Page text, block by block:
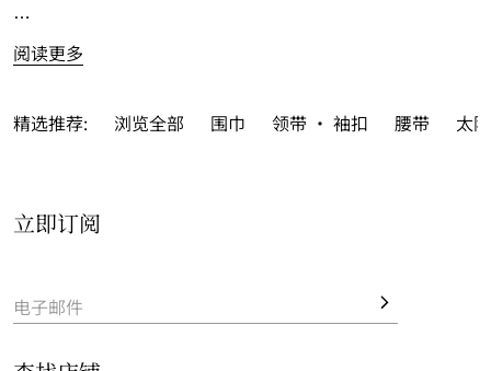
至多 3 枚姓名缩写字母，缔造个人专属风范。
阅读更多
精选推荐: 浏览全部 围巾 领带 · 袖扣 腰带 太
立即订阅
电子邮件